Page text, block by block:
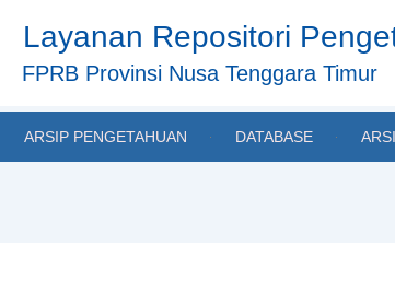
Layanan Repositori
FPRB Provinsi Nusa Tenggara Timur
ARSIP PENGETAHUAN DATABASE